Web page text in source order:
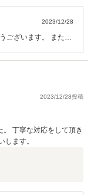
2023/12/28
ございます。 またこ
ので 何かお困りごと
も宜しくお願いしま
2023/12/28投稿
丁寧な対応をして頂き
します。